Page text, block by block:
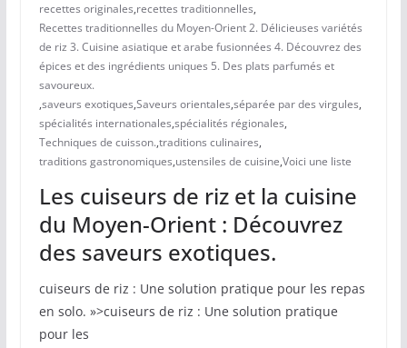
recettes originales,recettes traditionnelles,
Recettes traditionnelles du Moyen-Orient 2. Délicieuses variétés
de riz 3. Cuisine asiatique et arabe fusionnées 4. Découvrez des
épices et des ingrédients uniques 5. Des plats parfumés et
savoureux.
,saveurs exotiques,Saveurs orientales,séparée par des virgules,
spécialités internationales,spécialités régionales,
Techniques de cuisson.,traditions culinaires,
traditions gastronomiques,ustensiles de cuisine,Voici une liste
Les cuiseurs de riz et la cuisine
du Moyen-Orient : Découvrez
des saveurs exotiques.
cuiseurs de riz : Une solution pratique pour les repas
en solo. »>cuiseurs de riz : Une solution pratique
pour les